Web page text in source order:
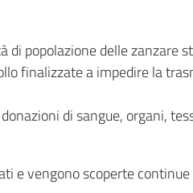
popolazione delle zanzare
finalizzate a impedire la
di sangue, organi,
e vengono scoperte